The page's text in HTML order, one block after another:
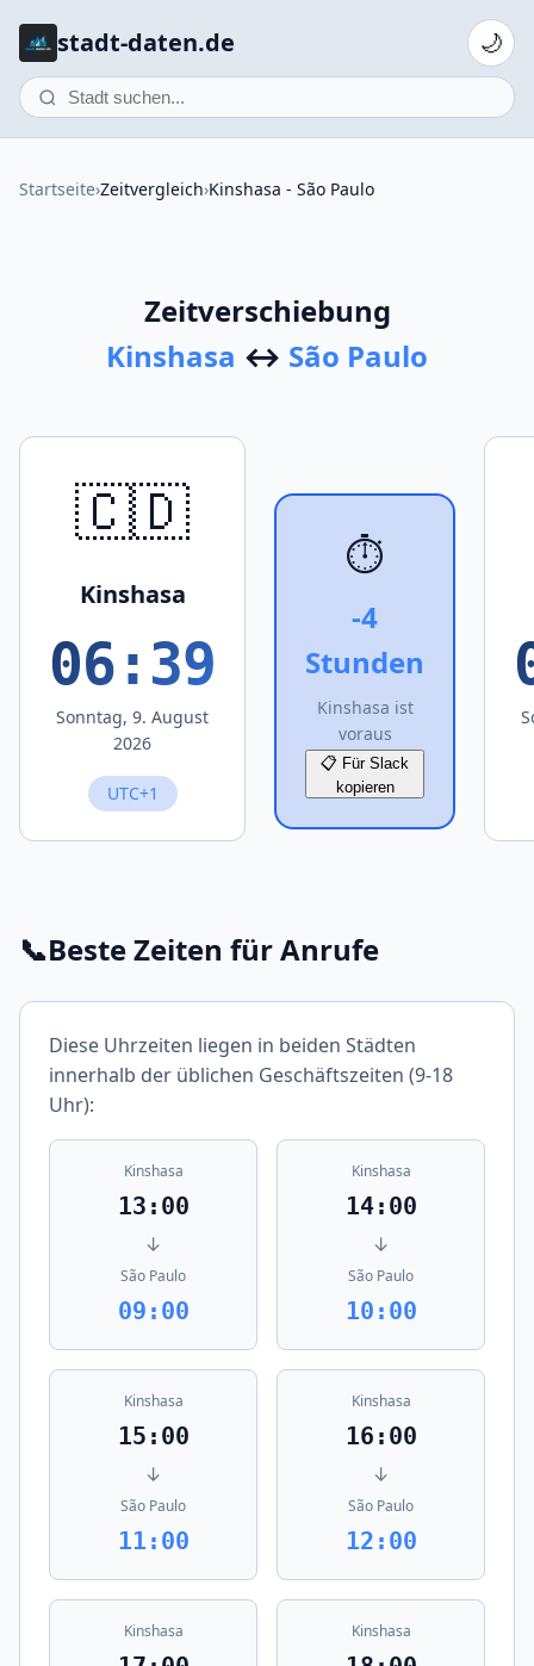
stadt-daten.de 🌙
Startseite›Zeitvergleich›Kinshasa - São Paulo
Zeitverschiebung
Kinshasa ↔ São Paulo
🇨🇩
Kinshasa
06:39
Sonntag, 9. August
2026
UTC+1
⏱️
-4
Stunden
Kinshasa ist
voraus
📋 Für Slack
kopieren
📞Beste Zeiten für Anrufe
Diese Uhrzeiten liegen in beiden Städten
innerhalb der üblichen Geschäftszeiten (9-18
Uhr):
Kinshasa
13:00
↓
São Paulo
09:00
Kinshasa
14:00
↓
São Paulo
10:00
Kinshasa
15:00
↓
São Paulo
11:00
Kinshasa
16:00
↓
São Paulo
12:00
Kinshasa Kinshasa